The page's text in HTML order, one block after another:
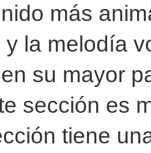
más
y la melodía
su mayor
sección es
tiene